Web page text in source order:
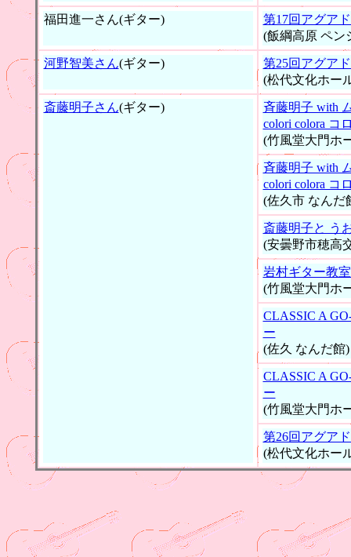
福田進一さん(ギター)
第17回アグア
(飯綱高原 ペン
河野智美さん(ギター)
第25回アグア
(松代文化ホー
斎藤明子さん(ギター)
斉藤明子 with
colori colora コ
(竹風堂大門ホ
斉藤明子 with
colori colora コ
(佐久市 なんだ
斎藤明子と う
(安曇野市穂高
岩村ギター教
(竹風堂大門ホ
CLASSIC A
ー
(佐久 なんだ館)
CLASSIC A
ー
(竹風堂大門ホ
第26回アグア
(松代文化ホー